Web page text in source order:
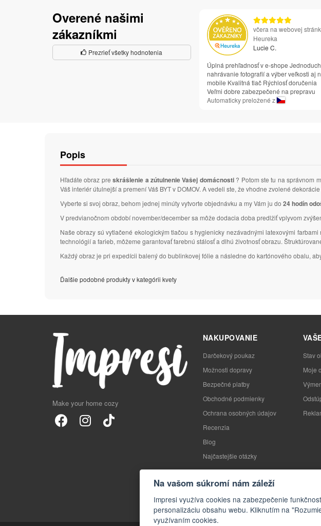
Overené našimi
zákazníkmi
Prezrieť všetky hodnotenia
včera na webovej
Heureka
Lucie C.
Úplná prehľadnosť v e-shope
nahrávanie fotografií a výber veľkosti aj
mobile Kvalitná tlač Rýchlosť doručenia
Veľmi dobre zabezpečené na prepravu
Automaticky preložené z
Popis
Hľadáte obraz preskrášlenie a zútulnenie Vašej domácnosti ? Potom ste tu na správnom
Váš interiér útulnejší a premení Váš BYT v DOMOV. A vedeli ste, že vhodne zvolené
Vyberte si svoj obraz, behom jednej minúty vytvorte objednávku a my Vám ju do 24 hodín
V predvianočnom období november/december sa môže dodacia doba predlžiť vplyvom
Naše obrazy sú vytlačené ekologickým tlačou s hygienicky nezávadnými latexovými
technológií a farieb, môžeme garantovať farebnú stálosť a dlhú životnosť obrazu.
Každý obraz je pri expedícii balený do bublinkovej fólie a následne do kartónového obalu,
Ďalšie podobné produkty v kategórii kvety
Make your home cozy
NAKUPOVANIE
Darčekový poukaz
Možnosti dopravy
Bezpečné platby
Obchodné podmienky
Ochrana osobných údajov
Recenzia
Blog
Najčastejšie otázky
Stav
Moje
Na vašom súkromí nám záleží
Impresi využíva cookies na zabezpečenie
personalizáciu obsahu webu. Kliknutím na
využívaním cookies.